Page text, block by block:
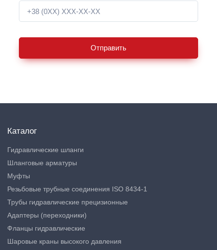
Отправить
Каталог
Гидравлические шланги
Шланговые арматуры
Муфты
Резьбовые трубные соединения ISO 8434-1
Трубы гидравлические прецизионные
Адаптеры (переходники)
Фланцы гидравлические
Шаровые краны высокого давления